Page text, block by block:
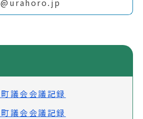
議会会議記録
議会会議記録